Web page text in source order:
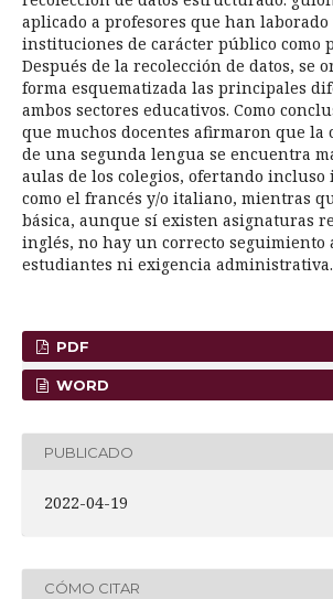
aplicado a profesores que han
instituciones de carácter público como
Después de la recolección de datos, se
forma esquematizada las principales
ambos sectores educativos. Como
que muchos docentes afirmaron que la
de una segunda lengua se encuentra
aulas de los colegios, ofertando incluso
como el francés y/o italiano, mientras
básica, aunque sí existen asignaturas
inglés, no hay un correcto seguimiento
estudiantes ni exigencia administrativa.
PDF
WORD
PUBLICADO
2022-04-19
CÓMO CITAR